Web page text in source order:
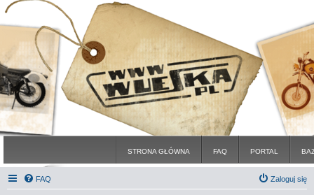
STRONA GŁÓWNA FAQ PORTAL
FAQ Zaloguj się